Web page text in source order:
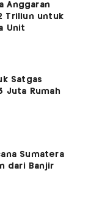
Anggaran
Triliun untuk
Unit
Satgas
Juta Rumah
Sumatera
dari Banjir